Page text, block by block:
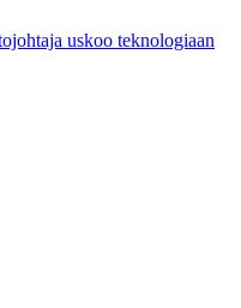
uskoo teknologiaan